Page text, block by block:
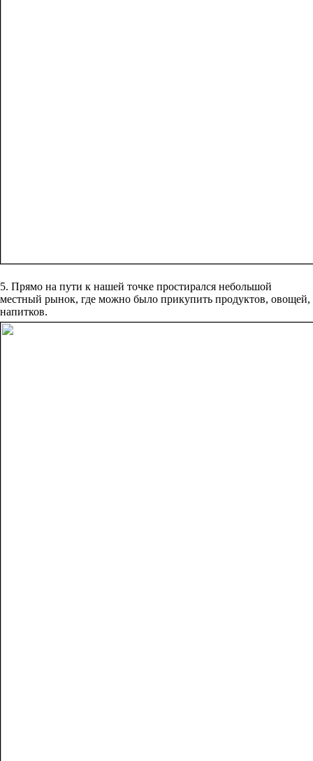
5. Прямо на пути к нашей точке простирался небольшой
местный рынок, где можно было прикупить продуктов, овощей,
напитков.